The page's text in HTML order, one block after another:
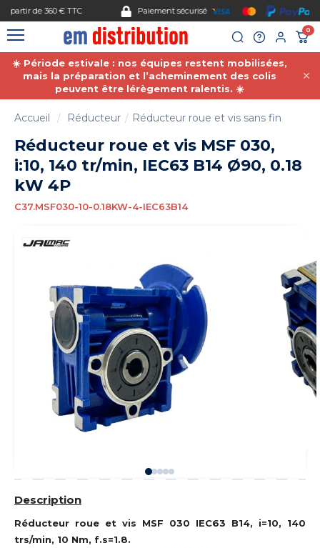
Paiement sécurisé
0
☀️ Période estivale : nos équipes restent mobilisées,
mais la préparation et l’acheminement des colis
peuvent être lérègement ralentis. ☀️
Accueil Réducteur Réducteur roue et vis sans fin
Réducteur roue et vis MSF 030,
i:10, 140 tr/min, IEC63 B14 Ø90, 0.18
kW 4P
C37.MSF030-10-0.18KW-4-IEC63B14
Description
Réducteur roue et vis MSF 030 IEC63 B14, i=10, 140
trs/min, 10 Nm, f.s=1.8.
Gestion des cookies